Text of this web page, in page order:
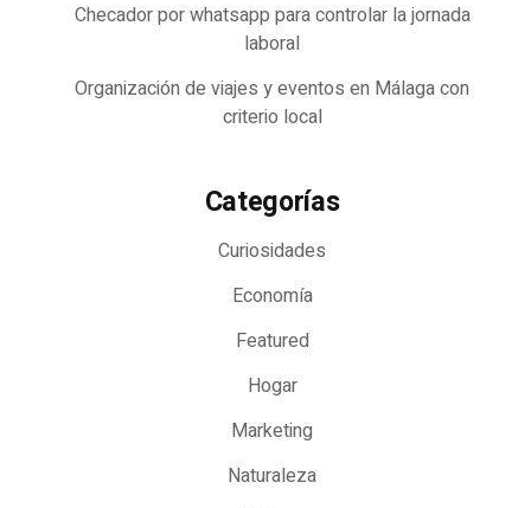
Checador por whatsapp para controlar la jornada
laboral
Organización de viajes y eventos en Málaga con
criterio local
Categorías
Curiosidades
Economía
Featured
Hogar
Marketing
Naturaleza